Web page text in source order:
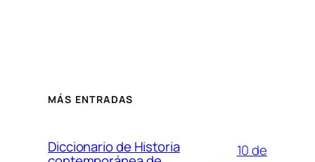
MÁS ENTRADAS
Diccionario de Historia
10 de